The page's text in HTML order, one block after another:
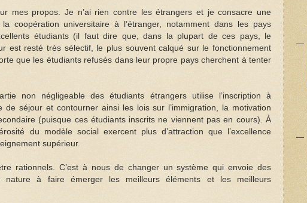
mes propos. Je n’ai rien contre les étrangers et je consacre une
coopération universitaire à l’étranger, notamment dans les pays
étudiants (il faut dire que, dans la plupart de ces pays, le
est resté très sélectif, le plus souvent calqué sur le fonctionnement
que les étudiants refusés dans leur propre pays cherchent à tenter
non négligeable des étudiants étrangers utilise l’inscription à
de séjour et contourner ainsi les lois sur l’immigration, la motivation
(puisque ces étudiants inscrits ne viennent pas en cours). À
du modèle social exercent plus d’attraction que l’excellence
supérieur.
rationnels. C’est à nous de changer un système qui envoie des
à faire émerger les meilleurs éléments et les meilleurs